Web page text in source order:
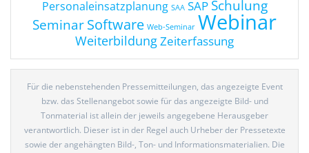
Personaleinsatzplanung SAA SAP Schulung
SeminarSoftware Web-Seminar Webinar
WeiterbildungZeiterfassung
Für die nebenstehenden Pressemitteilungen, das angezeigte Event
bzw. das Stellenangebot sowie für das angezeigte Bild- und
Tonmaterial ist allein der jeweils angegebene Herausgeber
verantwortlich. Dieser ist in der Regel auch Urheber der Pressetexte
sowie der angehängten Bild-, Ton- und Informationsmaterialien. Die